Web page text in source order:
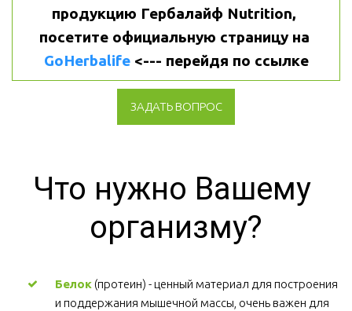
продукцию Гербалайф Nutrition,
GoHerbalife <--- перейдя по ссылке
ЗАДАТЬ ВОПРОС
Что нужно Вашему
организму?
Белок (протеин) - ценный материал для построения
и поддержания мышечной массы, очень важен для